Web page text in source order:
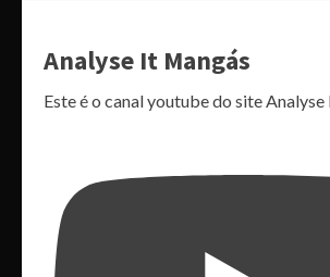
Analyse It Mangás
Este é o canal youtube do site